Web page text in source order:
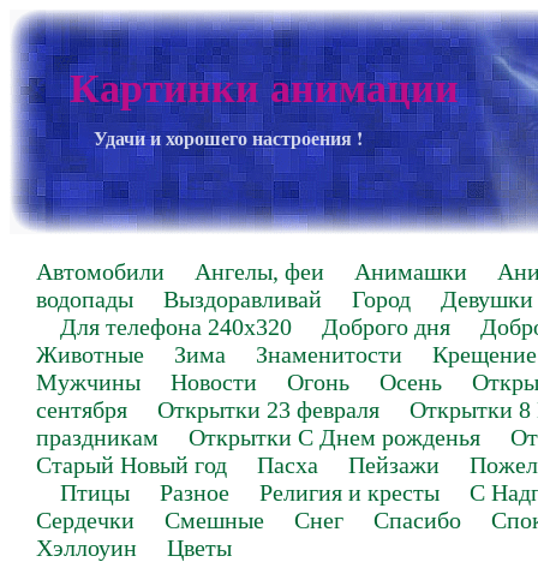
Картинки анимации
Удачи и хорошего настроения !
Автомобили Ангелы, феи Анимашки
водопады
Выздоравливай Город
Девушки
Для телефона 240х320
Доброго дня
Животные
Зима Знаменитости
Крещение
Мужчины
Новости Огонь Осень
сентября
Открытки 23 февраля
Открытки 8
праздникам
Открытки С Днем рожденья
Старый Новый год
Пасха Пейзажи
Птицы
Разное Религия и кресты
С
Сердечки
Смешные Снег Спасибо
Хэллоуин
Цветы